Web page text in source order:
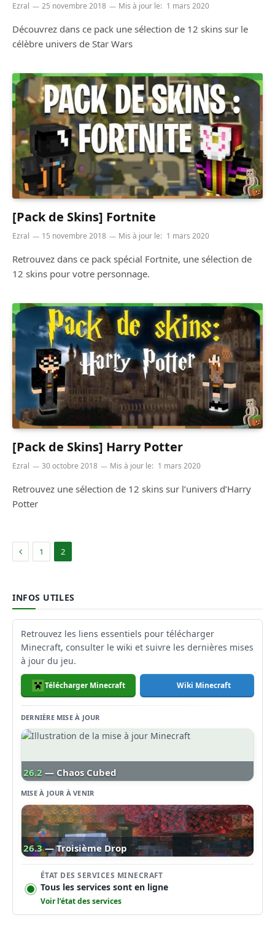
Ezral 25 novembre 2018 Mis à jour le: 1 mars 2020
Découvrez dans ce pack une sélection de 12 skins sur le
célèbre univers de Star Wars
[Pack de Skins] Fortnite
Ezral 15 novembre 2018 Mis à jour le: 1 mars 2020
Retrouvez dans ce pack spécial Fortnite, une sélection de
12 skins pour votre personnage.
[Pack de Skins] Harry Potter
Ezral 30 octobre 2018 Mis à jour le: 1 mars 2020
Retrouvez une sélection de 12 skins sur l’univers d’Harry
Potter
Précédent
1 2
INFOS UTILES
Retrouvez les liens essentiels pour télécharger
Minecraft, consulter le wiki et suivre les dernières mises
à jour du jeu.
Télécharger Minecraft Wiki Minecraft
DERNIÈRE MISE À JOUR
26.2 — Chaos Cubed
MISE À JOUR À VENIR
26.3 — Troisième Drop
ÉTAT DES SERVICES MINECRAFT
Tous les services sont en ligne
Voir l’état des services